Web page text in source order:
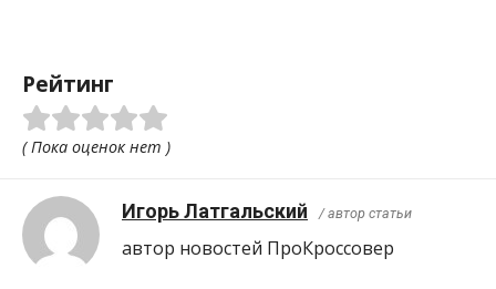
Рейтинг
( Пока оценок нет )
Игорь Латгальский / автор статьи
автор новостей ПроКроcсовер